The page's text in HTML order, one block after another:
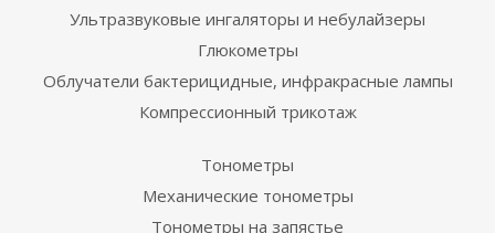
Ультразвуковые ингаляторы и небулайзеры
Глюкометры
Облучатели бактерицидные, инфракрасные лампы
Компрессионный трикотаж
Тонометры
Механические тонометры
Тонометры на запястье